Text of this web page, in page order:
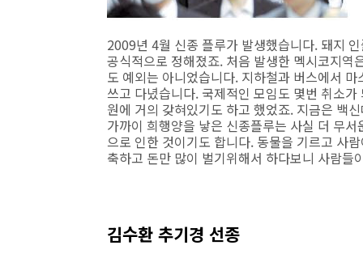
2009년 4월 신종 플루가 발생했습니다. 돼지
공식적으로 정해졌죠. 처음 발생한 멕시코지
도 예외는 아니었습니다. 지하철과 버스에서
쓰고 다녔습니다. 국제적인 모임도 몇번 취소
원에 거의 갖혀있기도 하고 했었죠. 지금은 백
가까이 희행양을 낳은 신종플루는 사실 더 무
으로 인한 것이기도 합니다. 동물을 기르고 사
축하고 돈만 많이 벌기위해서 하다보니 사람들
김수환 추기경 선종